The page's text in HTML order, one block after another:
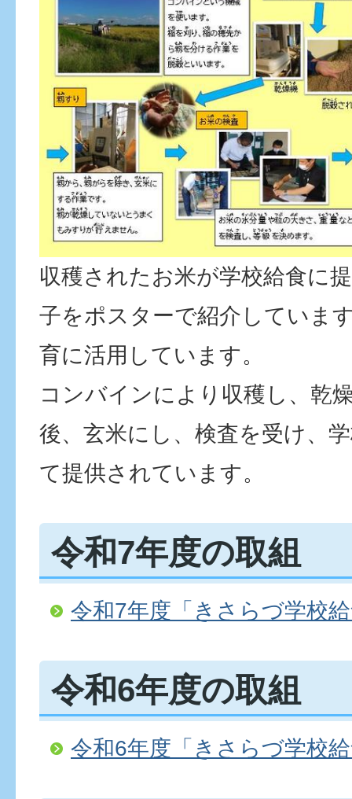
収穫されたお米が学校給食に
子をポスターで紹介していま
育に活用しています。
コンバインにより収穫し、乾
後、玄米にし、検査を受け、
て提供されています。
令和7年度の取組
令和7年度「きさらづ学校
令和6年度の取組
令和6年度「きさらづ学校